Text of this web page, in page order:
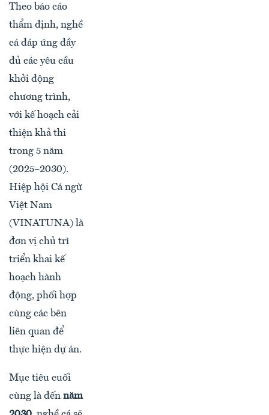
Theo báo cáo
thẩm định, nghề
cá đáp ứng đầy
đủ các yêu cầu
khởi động
chương trình,
với kế hoạch cải
thiện khả thi
trong 5 năm
(2025–2030).
Hiệp hội Cá ngừ
Việt Nam
(VINATUNA) là
đơn vị chủ trì
triển khai kế
hoạch hành
động, phối hợp
cùng các bên
liên quan để
thực hiện dự án.
Mục tiêu cuối
cùng là đến năm